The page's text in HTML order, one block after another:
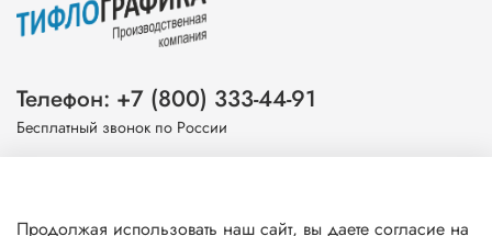
Телефон: +7 (800) 333-44-91
Бесплатный звонок по России
Продолжая использовать наш сайт, вы даете согласие на